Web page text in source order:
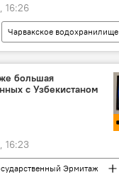
16:26
Чарвакское водохранилище
большая
с Узбекистаном
16:23
Эрмитаж